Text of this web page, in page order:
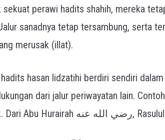
sekuat perawi hadits shahih, mereka
sanadnya tetap tersambung, serta
merusak (illat).
hasan lidzatihi berdiri sendiri
dari jalur periwayatan lain.